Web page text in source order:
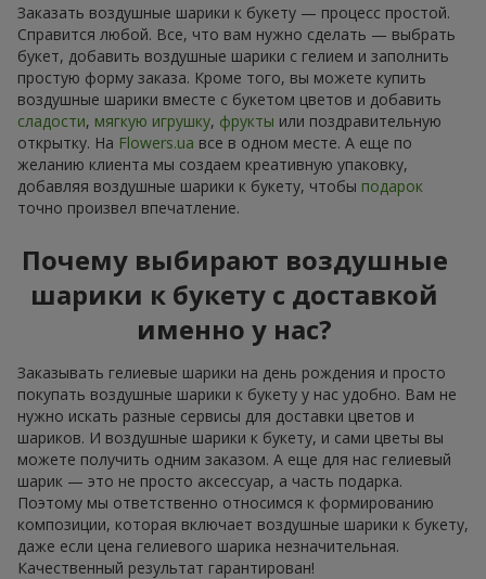
Заказать воздушные шарики к букету — процесс простой.
Справится любой. Все, что вам нужно сделать — выбрать
букет, добавить воздушные шарики с гелием и заполнить
простую форму заказа. Кроме того, вы можете купить
воздушные шарики вместе с букетом цветов и добавить
сладости, мягкую игрушку, фрукты или поздравительную
открытку. На Flowers.ua все в одном месте. А еще по
желанию клиента мы создаем креативную упаковку,
добавляя воздушные шарики к букету, чтобы подарок
точно произвел впечатление.
Почему выбирают воздушные
шарики к букету с доставкой
именно у нас?
Заказывать гелиевые шарики на день рождения и просто
покупать воздушные шарики к букету у нас удобно. Вам не
нужно искать разные сервисы для доставки цветов и
шариков. И воздушные шарики к букету, и сами цветы вы
можете получить одним заказом. А еще для нас гелиевый
шарик — это не просто аксессуар, а часть подарка.
Поэтому мы ответственно относимся к формированию
композиции, которая включает воздушные шарики к букету,
даже если цена гелиевого шарика незначительная.
Качественный результат гарантирован!